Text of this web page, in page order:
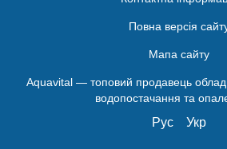
Повна версія
Мапа сайту
Aquavital — топовий продавець
водопостачання та
Рус Укр